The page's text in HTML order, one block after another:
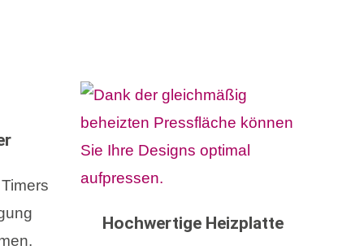
Hochwertige Heizplatte